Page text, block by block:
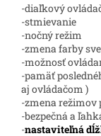
-diaľkový
-stmievanie
-nočný režim
-zmena farby
-možnosť
-pamäť
aj ovládačom )
-zmena režimov
-bezpečná a
-nastaviteľná